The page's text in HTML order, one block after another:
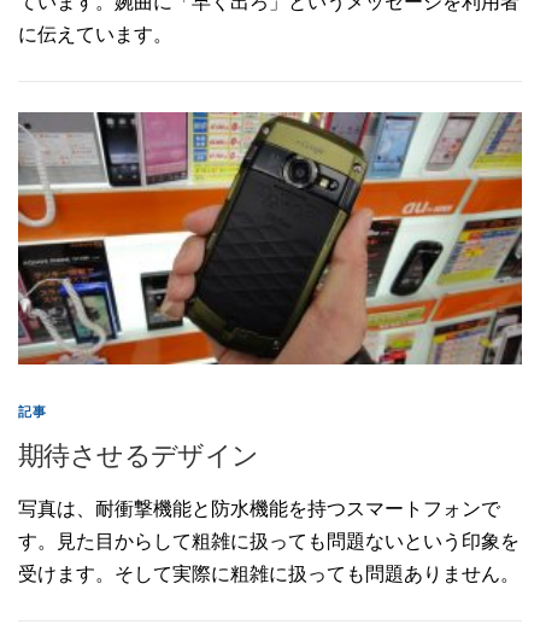
に伝えています。
記事
期待させるデザイン
写真は、耐衝撃機能と防水機能を持つスマートフォンで
す。見た目からして粗雑に扱っても問題ないという印象を
受けます。そして実際に粗雑に扱っても問題ありません。